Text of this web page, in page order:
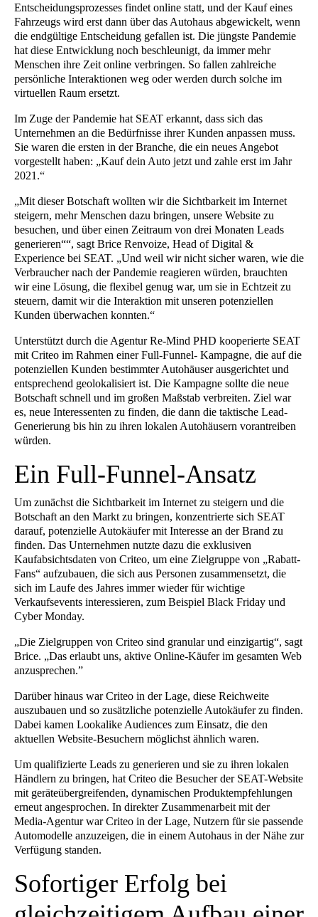
Entscheidungsprozesses findet online statt, und der Kauf eines
Fahrzeugs wird erst dann über das Autohaus abgewickelt, wenn
die endgültige Entscheidung gefallen ist. Die jüngste Pandemie
hat diese Entwicklung noch beschleunigt, da immer mehr
Menschen ihre Zeit online verbringen. So fallen zahlreiche
persönliche Interaktionen weg oder werden durch solche im
virtuellen Raum ersetzt.
Im Zuge der Pandemie hat SEAT erkannt, dass sich das
Unternehmen an die Bedürfnisse ihrer Kunden anpassen muss.
Sie waren die ersten in der Branche, die ein neues Angebot
vorgestellt haben: „Kauf dein Auto jetzt und zahle erst im Jahr
2021.“
„Mit dieser Botschaft wollten wir die Sichtbarkeit im Internet
steigern, mehr Menschen dazu bringen, unsere Website zu
besuchen, und über einen Zeitraum von drei Monaten Leads
generieren““, sagt Brice Renvoize, Head of Digital &
Experience bei SEAT. „Und weil wir nicht sicher waren, wie die
Verbraucher nach der Pandemie reagieren würden, brauchten
wir eine Lösung, die flexibel genug war, um sie in Echtzeit zu
steuern, damit wir die Interaktion mit unseren potenziellen
Kunden überwachen konnten.“
Unterstützt durch die Agentur Re-Mind PHD kooperierte SEAT
mit Criteo im Rahmen einer Full-Funnel- Kampagne, die auf die
potenziellen Kunden bestimmter Autohäuser ausgerichtet und
entsprechend geolokalisiert ist. Die Kampagne sollte die neue
Botschaft schnell und im großen Maßstab verbreiten. Ziel war
es, neue Interessenten zu finden, die dann die taktische Lead-
Generierung bis hin zu ihren lokalen Autohäusern vorantreiben
würden.
Ein Full-Funnel-Ansatz
Um zunächst die Sichtbarkeit im Internet zu steigern und die
Botschaft an den Markt zu bringen, konzentrierte sich SEAT
darauf, potenzielle Autokäufer mit Interesse an der Brand zu
finden. Das Unternehmen nutzte dazu die exklusiven
Kaufabsichtsdaten von Criteo, um eine Zielgruppe von „Rabatt-
Fans“ aufzubauen, die sich aus Personen zusammensetzt, die
sich im Laufe des Jahres immer wieder für wichtige
Verkaufsevents interessieren, zum Beispiel Black Friday und
Cyber Monday.
„Die Zielgruppen von Criteo sind granular und einzigartig“, sagt
Brice. „Das erlaubt uns, aktive Online-Käufer im gesamten Web
anzusprechen.”
Darüber hinaus war Criteo in der Lage, diese Reichweite
auszubauen und so zusätzliche potenzielle Autokäufer zu finden.
Dabei kamen Lookalike Audiences zum Einsatz, die den
aktuellen Website-Besuchern möglichst ähnlich waren.
Um qualifizierte Leads zu generieren und sie zu ihren lokalen
Händlern zu bringen, hat Criteo die Besucher der SEAT-Website
mit geräteübergreifenden, dynamischen Produktempfehlungen
erneut angesprochen. In direkter Zusammenarbeit mit der
Media-Agentur war Criteo in der Lage, Nutzern für sie passende
Automodelle anzuzeigen, die in einem Autohaus in der Nähe zur
Verfügung standen.
Sofortiger Erfolg bei